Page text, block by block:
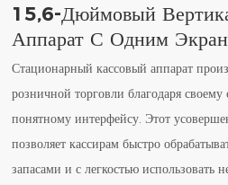
15,6-Дюймовый
Аппарат С Одним
Стационарный кассовый аппарат
розничной торговли благодаря
понятному интерфейсу. Этот
позволяет кассирам быстро
запасами и с легкостью использовать